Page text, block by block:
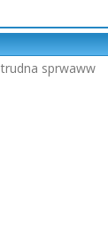
trudna sprwaww